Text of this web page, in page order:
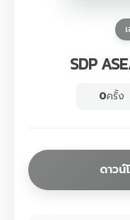
SDP
0ครั้ง
ดาวน์